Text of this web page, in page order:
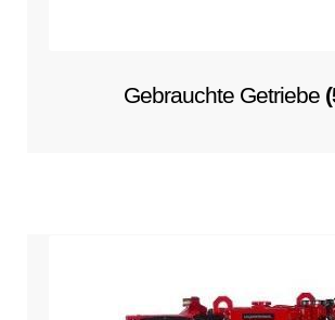
Gebrauchte Getriebe